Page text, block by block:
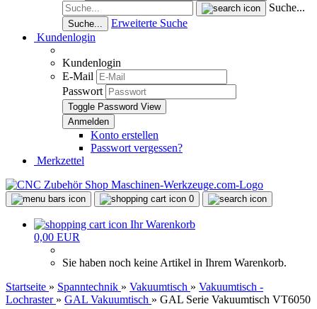
Suche...
Suche...
Erweiterte Suche
Kundenlogin
Kundenlogin
E-Mail
Passwort
Toggle Password View
Konto erstellen
Passwort vergessen?
Merkzettel
0
Ihr Warenkorb
0,00 EUR
Sie haben noch keine Artikel in Ihrem Warenkorb.
Startseite » Spanntechnik » Vakuumtisch » Vakuumtisch -
Lochraster » GAL Vakuumtisch » GAL Serie Vakuumtisch VT6050